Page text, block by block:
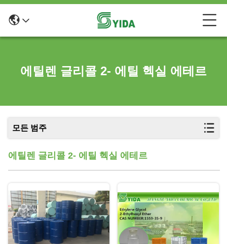
에틸렌 글리콜 2- 에틸 헥실 에테르
모든 범주
에틸렌 글리콜 2- 에틸 헥실 에테르